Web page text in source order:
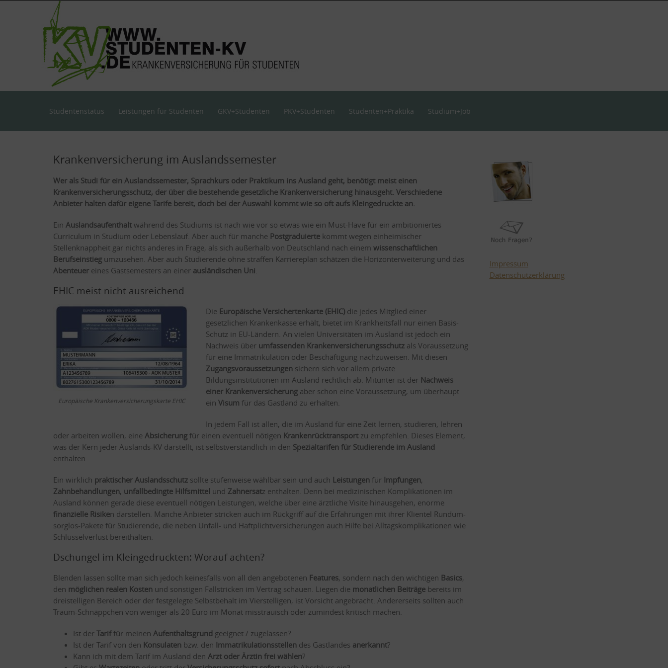
content
Studentenstatus Leistungen für Studenten GKV+Studenten PKV+Studenten Studenten+Praktika Studium+Job
Krankenversicherung im Auslandssemester
Wer als Studi für ein Auslandssemester, Sprachkurs oder Praktikum ins Ausland geht, benötigt meist einen
Krankenversicherungsschutz, der über die bestehende gesetzliche Krankenversicherung hinausgeht. Verschiedene
Anbieter halten dafür eigene Tarife bereit, doch bei der Auswahl kommt wie so oft aufs Kleingedruckte an.
Ein Auslandsaufenthalt während des Studiums ist nach wie vor so etwas wie ein Must-Have für ein ambitioniertes
Curriculum in Studium oder Lebenslauf. Aber auch für manche Postgraduierte kommt wegen einheimischer
Stellenknappheit gar nichts anderes in Frage, als sich außerhalb von Deutschland nach einem wissenschaftlichen
Berufseinstieg umzusehen. Aber auch Studierende ohne straffen Karriereplan schätzen die Horizonterweiterung und das
Abenteuer eines Gastsemesters an einer ausländischen Uni
EHIC meist nicht ausreichend
Europäische Krankenversicherungskarte EHIC
Die Europäische Versichertenkarte (EHIC) die jedes Mitglied einer
gesetzlichen Krankenkasse erhält, bietet im Krankheitsfall nur einen Basis-
Schutz in EU-Ländern. An vielen Universitäten im Ausland ist jedoch ein
Nachweis über umfassenden Krankenversicherungsschutz als Voraussetzung
für eine Immatrikulation oder Beschäftigung nachzuweisen. Mit diesen
Zugangsvoraussetzungen sichern sich vor allem private
Bildungsinstitutionen im Ausland rechtlich ab. Mitunter ist der Nachweis
einer Krankenversicherung aber schon eine Voraussetzung, um überhaupt
ein Visum für das Gastland zu erhalten.
In jedem Fall ist allen, die im Ausland für eine Zeit lernen, studieren, lehren
oder arbeiten wollen, eine Absicherung für einen eventuell nötigen Krankenrücktransport zu empfehlen. Dieses Element,
was der Kern jeder Auslands-KV darstellt, ist selbstverständlich in den Spezialtarifen für Studierende im Ausland
enthalten.
Ein wirklich praktischer Auslandsschutz sollte stufenweise wählbar sein und auch Leistungen für Impfungen,
Zahnbehandlungen, unfallbedingte Hilfsmittel und Zahnersatz enthalten. Denn bei medizinischen Komplikationen im
Ausland können gerade diese eventuell nötigen Leistungen, welche über eine ärztliche Visite hinausgehen, enorme
finanzielle Risiken darstellen. Manche Anbieter stricken auch im Rückgriff auf die Erfahrungen mit ihrer Klientel Rundum-
sorglos-Pakete für Studierende, die neben Unfall- und Haftplichtversicherungen auch Hilfe bei Alltagskomplikationen wie
Schlüsselverlust bereithalten.
Dschungel im Kleingedruckten: Worauf achten?
Blenden lassen sollte man sich jedoch keinesfalls von all den angebotenen Features, sondern nach den wichtigen Basics,
den möglichen realen Kosten und sonstigen Fallstricken im Vertrag schauen. Liegen die monatlichen Beiträge bereits im
dreistelligen Bereich oder der festgelegte Selbstbehalt im Vierstelligen, ist Vorsicht angebracht. Andererseits sollten auch
Traum-Schnäppchen von weniger als 20 Euro im Monat misstrauisch oder zumindest kritisch machen.
Ist der Tariffür meinen Aufenthaltsgrund geeignet / zugelassen?
Ist der Tarif von den Konsulaten bzw. den Immatrikulationsstellen des Gastlandes anerkannt?
Kann ich mit dem Tarif im Ausland den Arzt oder Ärztin frei wählen?
Impressum
Datenschutzerklärung